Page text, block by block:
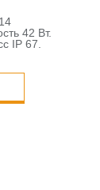
42 Вт.
IP 67.